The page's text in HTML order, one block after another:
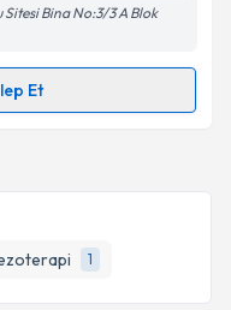
1
Bina No:3/3 A Blok
Et
ile bilgilendireceğiz.